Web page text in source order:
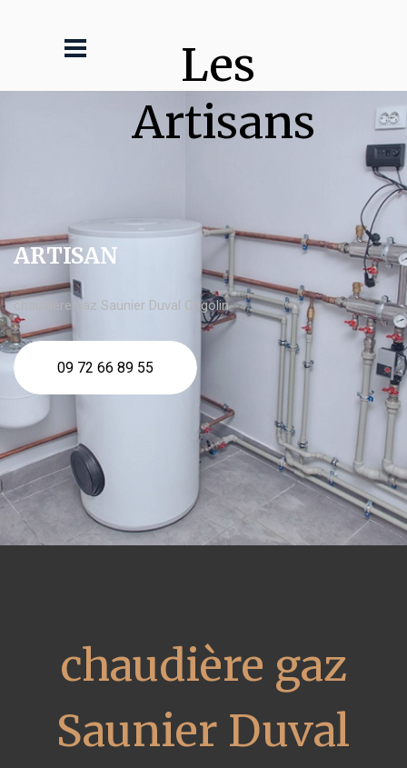
Les
Artisans
ARTISAN
chaudière gaz Saunier Duval Cogolin
09 72 66 89 55
chaudière gaz
Saunier Duval